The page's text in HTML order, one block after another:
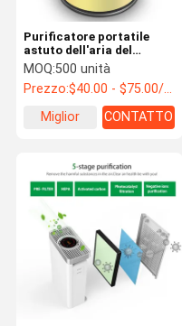
Purificatore portatile
astuto dell'aria del
cilindro per la casa con lo
ione negativo del vero
filtrante di Hepa
MOQ:500 unità
Prezzo:$40.00 - $75.00/Units
Miglior
CONTATTO